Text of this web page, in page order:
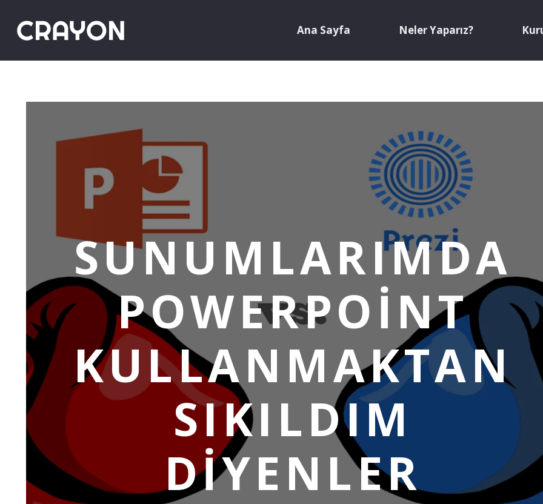
Ana Sayfa Neler Yaparız?
SUNUMLARIMDA
POWERPOINT
KULLANMAKTAN
SIKILDIM
DIYENLER